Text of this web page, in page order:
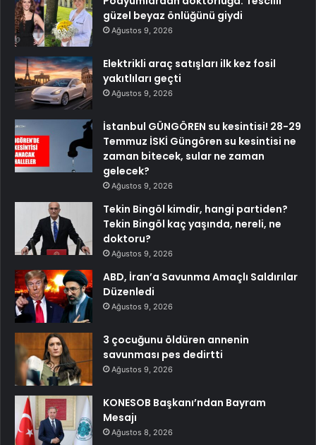
güzel beyaz önlüğünü giydi
Ağustos 9, 2026
Elektrikli araç satışları ilk kez fosil
yakıtlıları geçti
Ağustos 9, 2026
İstanbul GÜNGÖREN su kesintisi! 28-29
Temmuz İSKİ Güngören su kesintisi ne
zaman bitecek, sular ne zaman
gelecek?
Ağustos 9, 2026
Tekin Bingöl kimdir, hangi partiden?
Tekin Bingöl kaç yaşında, nereli, ne
doktoru?
Ağustos 9, 2026
ABD, İran’a Savunma Amaçlı Saldırılar
Düzenledi
Ağustos 9, 2026
3 çocuğunu öldüren annenin
savunması pes dedirtti
Ağustos 9, 2026
KONESOB Başkanı’ndan Bayram
Mesajı
Ağustos 8, 2026